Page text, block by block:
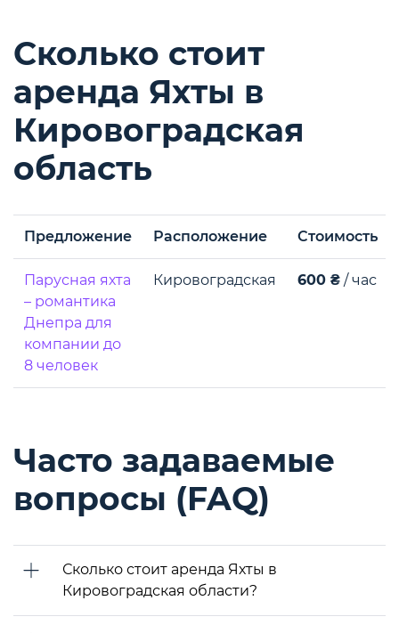
Сколько стоит
аренда Яхты в
Кировоградская
область
Предложение Расположение Стоимость
Парусная яхта
– романтика
Днепра для
компании до
8 человек
Кировоградская 600 ₴ / час
Часто задаваемые
вопросы (FAQ)
Сколько стоит аренда Яхты в
Кировоградская области?